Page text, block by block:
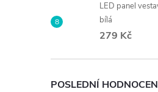
LED panel
bílá
279 Kč
POSLEDNÍ